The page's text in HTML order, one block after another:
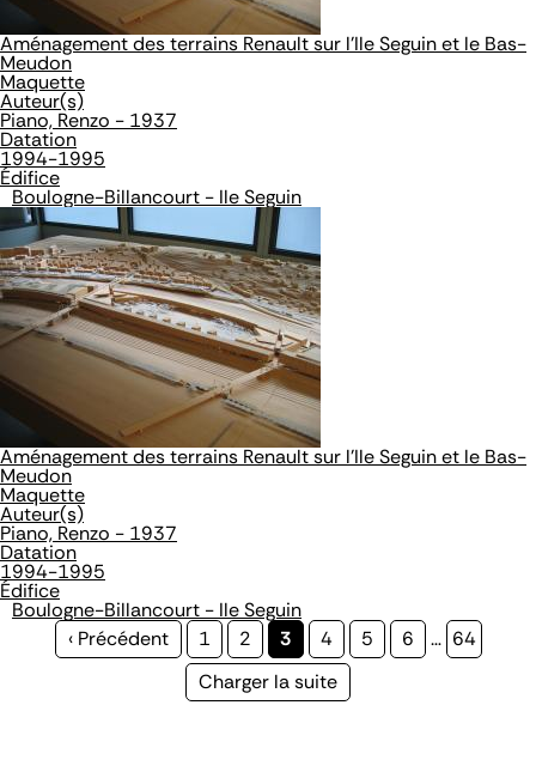
Aménagement des terrains Renault sur l'Ile Seguin et le Bas-
Meudon
Maquette
Auteur(s)
Piano, Renzo - 1937
Datation
1994-1995
Édifice
Boulogne-Billancourt - Ile Seguin
Aménagement des terrains Renault sur l'Ile Seguin et le Bas-
Meudon
Maquette
Auteur(s)
Piano, Renzo - 1937
Datation
1994-1995
Édifice
Boulogne-Billancourt - Ile Seguin
Page
‹ Précédent Page
1 Page
2
Page
courante
3 Page
4 Page
5 Page
6 … Page
64
Page
Charger la suite